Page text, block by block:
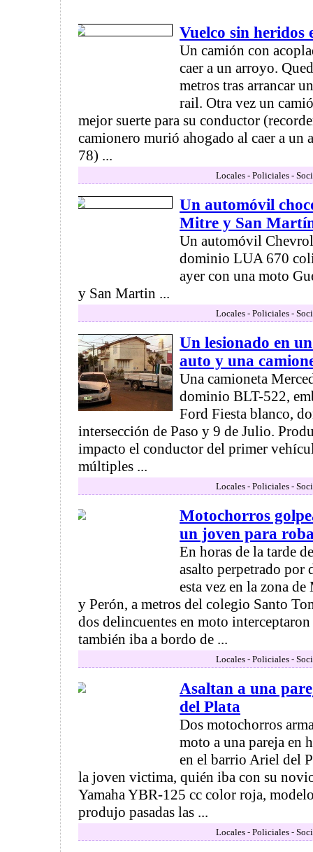
Vuelco sin heridos
Un camión con
caer a un arroyo.
metros tras arrancar
rail. Otra vez un
mejor suerte para su conductor
camionero murió ahogado al caer a
78) ...
Locales - Policiales -
Un automóvil
Mitre y San
Un automóvil
dominio LUA 670
ayer con una moto
y San Martin ...
Locales - Policiales -
Un lesionado en
auto y una
Una camioneta
dominio BLT-522,
Ford Fiesta blanco,
intersección de Paso y 9 de Julio.
impacto el conductor del primer
múltiples ...
Locales - Policiales -
Motochorros
un joven para
En horas de la tarde
asalto perpetrado por
esta vez en la zona
y Perón, a metros del colegio Santo
dos delincuentes en moto
también iba a bordo de ...
Locales - Policiales -
Asaltan a una
del Plata
Dos motochorros
moto a una pareja en
en el barrio Ariel del
la joven victima, quién iba con su
Yamaha YBR-125 cc color roja,
produjo pasadas las ...
Locales - Policiales -